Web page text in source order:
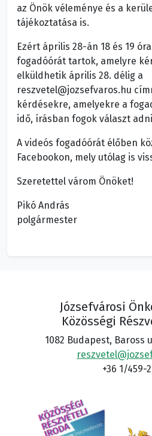
az Önök véleménye és a
tájékoztatása is.
Ezért április 28-án 18 és 19
fogadóórát tartok, amelyre
elküldhetik április 28. délig a
reszvetel@jozsefvaros.hu
kérdésekre, amelyekre a
idő, írásban fogok választ
A videós fogadóórát élőben
Facebookon, mely utólag is
Szeretettel várom Önöket!
Pikó András
polgármester
Józsefvárosi
Közösségi
1082 Budapest, Baross
+36 1/459-